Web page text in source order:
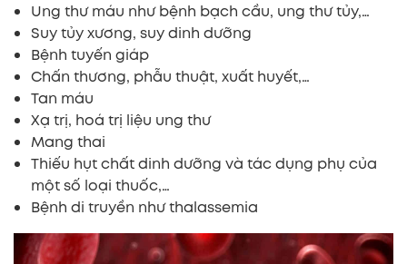
Ung thư máu như bệnh bạch cầu, ung thư tủy,…
Suy tủy xương, suy dinh dưỡng
Bệnh tuyến giáp
Chấn thương, phẫu thuật, xuất huyết,…
Tan máu
Xạ trị, hoá trị liệu ung thư
Mang thai
Thiếu hụt chất dinh dưỡng và tác dụng phụ của
một số loại thuốc,…
Bệnh di truyền như thalassemia